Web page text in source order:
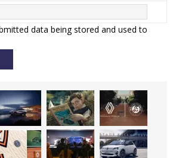
data being stored and used to